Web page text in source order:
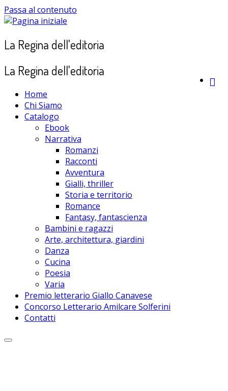
Passa al contenuto
La Regina dell'editoria
La Regina dell'editoria
Home
Chi Siamo
Catalogo
Ebook
Narrativa
Romanzi
Racconti
Avventura
Gialli, thriller
Storia e territorio
Romance
Fantasy, fantascienza
Bambini e ragazzi
Arte, architettura, giardini
Danza
Cucina
Poesia
Varia
Premio letterario Giallo Canavese
Concorso Letterario Amilcare Solferini
Contatti